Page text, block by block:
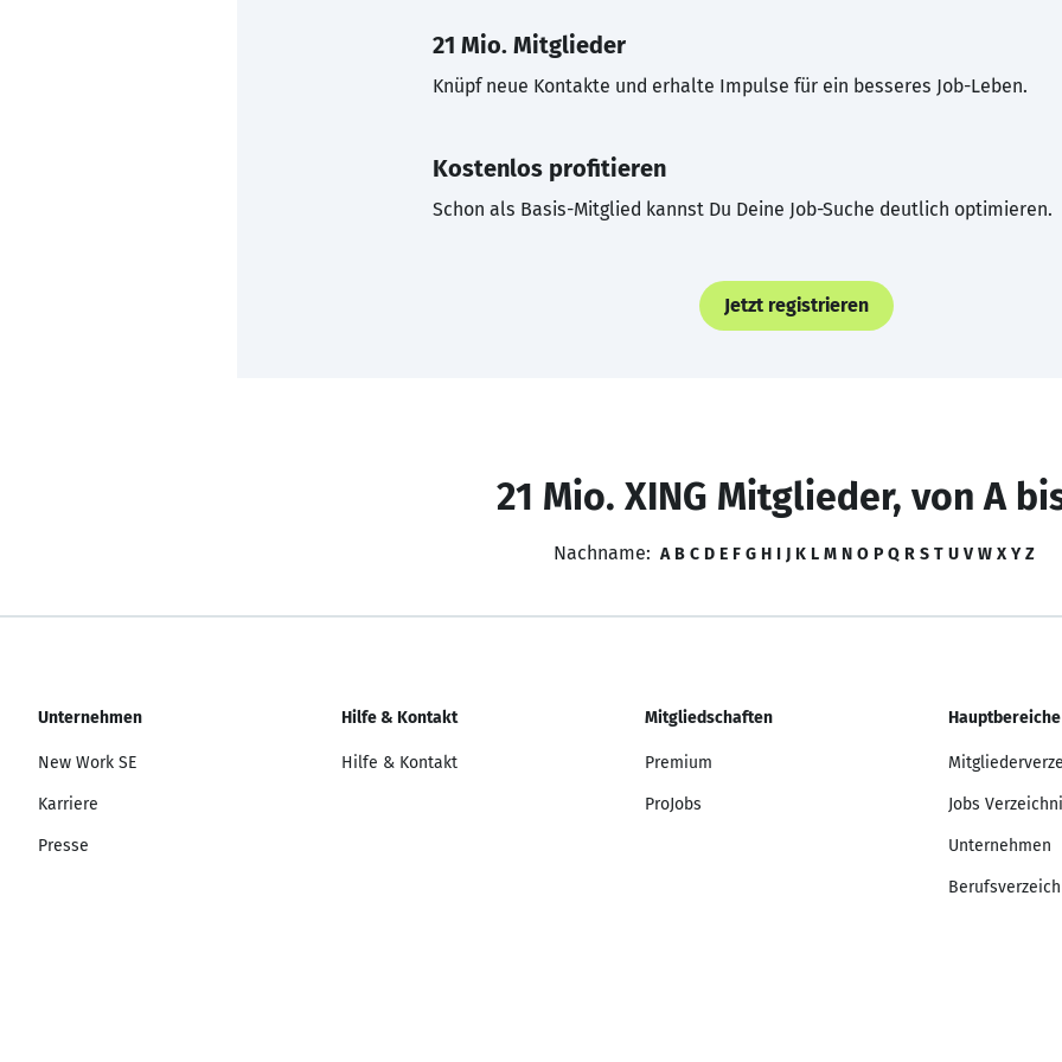
21 Mio. Mitglieder
Knüpf neue Kontakte und erhalte Impulse für ein besseres Job-Leben.
Kostenlos profitieren
Schon als Basis-Mitglied kannst Du Deine Job-Suche deutlich optimieren.
Jetzt registrieren
21 Mio. XING Mitglieder, von A
Nachname: A B C D E F G H I J K L M N O P Q R S T U V W X Y Z
Unternehmen
New Work SE
Karriere
Presse
Hilfe & Kontakt
Hilfe & Kontakt
Mitgliedschaften
Premium
ProJobs
Hauptbereiche
Jobs
Unternehmen